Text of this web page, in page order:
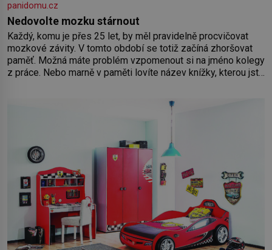
panidomu.cz
Nedovolte mozku stárnout
Každý, komu je přes 25 let, by měl pravidelně procvičovat
mozkové závity. V tomto období se totiž začíná zhoršovat
paměť. Možná máte problém vzpomenout si na jméno kolegy
z práce. Nebo marně v paměti lovíte název knížky, kterou jste